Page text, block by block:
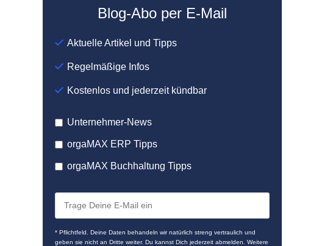
Blog-Abo per E-Mail
Aktuelle Artikel und Tipps
Regelmäßige Infos
Kostenlos und jederzeit kündbar
Unternehmer-News
orgaMAX ERP Tipps
orgaMAX Buchhaltung Tipps
* Pflichtfeld. Deine Daten behandeln wir natürlich streng vertraulich und
geben sie nicht an Dritte weiter. Du kannst Dich jederzeit abmelden. Weitere